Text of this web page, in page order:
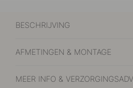
BESCHRIJVING
AFMETINGEN & MONTAGE
MEER INFO &